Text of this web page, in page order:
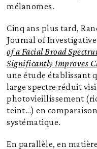
mélanomes.
Cinq ans plus tard,
Journal of
of a Facial Broad
Significantly Improves
une étude établissant
large spectre réduit
photovieillissement
teint…) en
systématique.
En parallèle, en